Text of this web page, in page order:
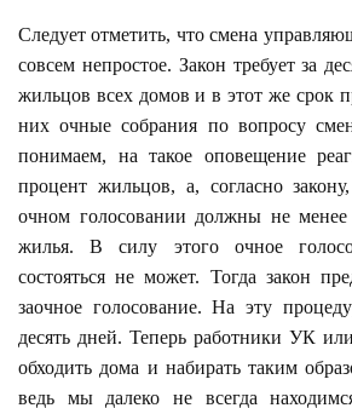
Следует отметить, что смена
совсем непростое. Закон требует за
жильцов всех домов и в этот же срок
них очные собрания по вопросу
понимаем, на такое оповещение
процент жильцов, а, согласно
очном голосовании должны не менее
жилья. В силу этого очное
состояться не может. Тогда закон
заочное голосование. На эту
десять дней. Теперь работники УК
обходить дома и набирать таким
ведь мы далеко не всегда